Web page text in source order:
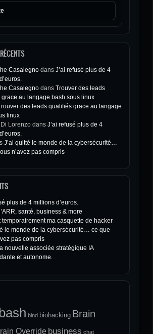
Casalegno dans J’ai refusé plus de 4
Casalegno dans Trouver des leads
au langage bash sous linux
des leads qualifiés grace au langage
linux
Lorenzo dans J’ai refusé plus de 4
J’ai quitté le monde de la cybersécurité…
n’avez pas compris
plus de 4 millions d’euros.
santé, business & more
temporairement ma casquette de hacker
le monde de la cybersécurité… ce que
pas compris
nouvelle associée stratégique IA
et autonome.
bind biohacking Brain
Override business chat